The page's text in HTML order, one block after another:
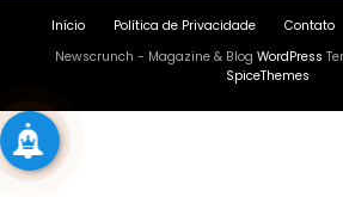
Início Política de Privacidade Contato
Newscrunch - Magazine & Blog WordPress
SpiceThemes